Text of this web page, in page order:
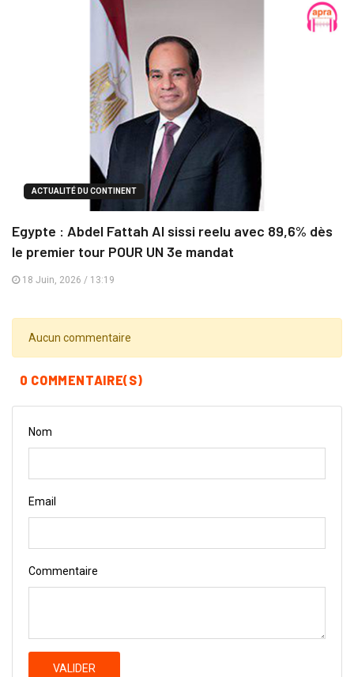
ACTUALITÉ DU CONTINENT
Egypte : Abdel Fattah Al sissi reelu avec 89,6% dès
le premier tour POUR UN 3e mandat
18 Juin, 2026 / 13:19
Aucun commentaire
0 COMMENTAIRE(S)
Nom
Email
Commentaire
VALIDER